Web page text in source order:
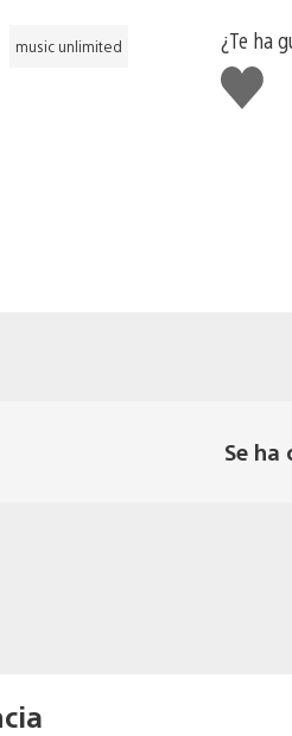
music unlimited
¿Te ha
Me
gusta
Se ha